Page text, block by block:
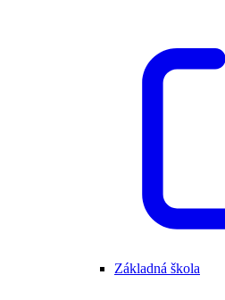
Základná škola